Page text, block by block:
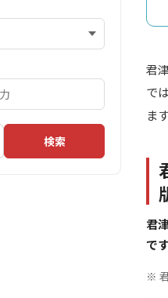
君
で
ま
君
で
※
検索